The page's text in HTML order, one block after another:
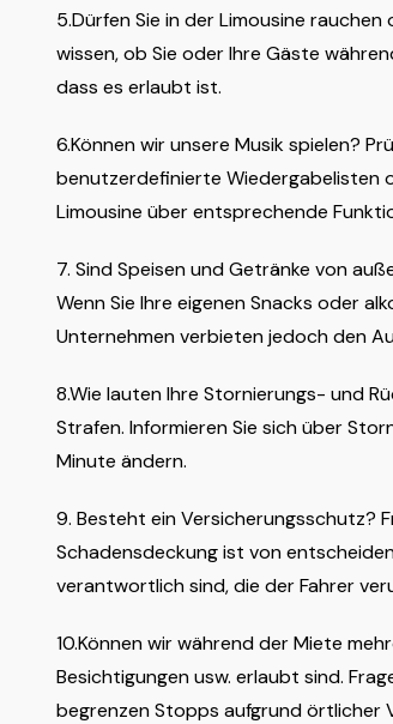
5.Dürfen Sie in der Limousine
wissen, ob Sie oder Ihre Gäste
dass es erlaubt ist.
6.Können wir unsere Musik spielen?
benutzerdefinierte Wiedergabelisten
Limousine über entsprechende
7. Sind Speisen und Getränke von
Wenn Sie Ihre eigenen Snacks oder
Unternehmen verbieten jedoch den
8.Wie lauten Ihre Stornierungs- und
Strafen. Informieren Sie sich über
Minute ändern.
9. Besteht ein Versicherungsschutz?
Schadensdeckung ist von
verantwortlich sind, die der Fahrer
10.Können wir während der Miete
Besichtigungen usw. erlaubt sind.
begrenzen Stopps aufgrund örtlicher